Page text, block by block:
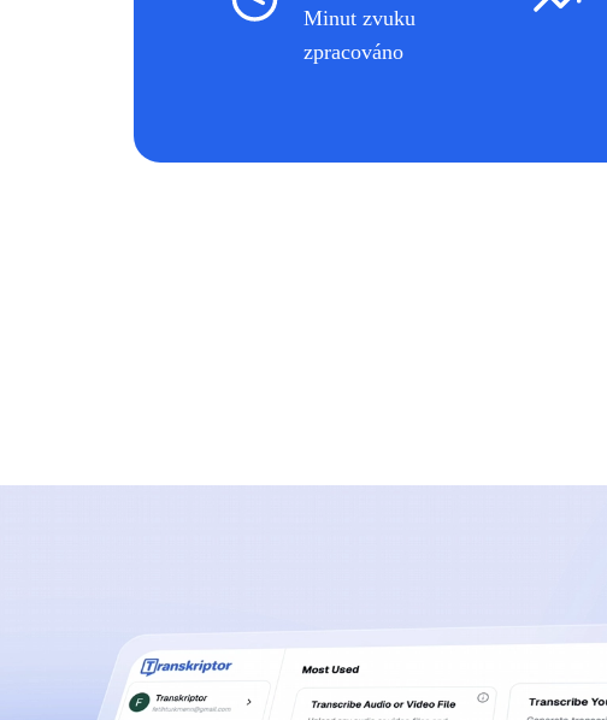
Minut zvuku
zpracováno